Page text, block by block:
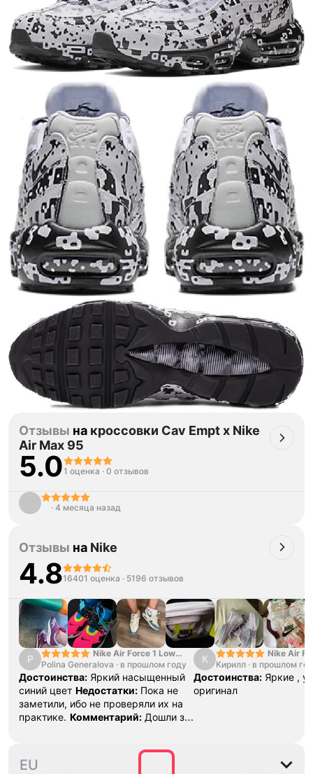
Тройная гарантия
оригинальности
Товар сертифицирован и опломбирован.
Проверяем на оригинальность
по 16 параметрам.
Если придёт подделка — вернём деньги
в трёхкратном размере.
Как мы провеяем товары
Отзывы на кроссовки Cav Empt x Nike
Air Max 95
5.01 оценка · 0 отзывов
· 4 месяца назад
Отзывы на Nike
4.816401 оценка · 5196 отзывов
P
Nike Air Force 1 Low
College Pack White
Blue
Polina Generalova · в прошлом году
Достоинства: Яркий насыщенный
синий цвет Недостатки: Пока не
заметили, ибо не проверяли их на
практике. Комментарий: Дошли за
К
Nike Air
Yellow
Кирилл · в прошлом
Достоинства: Яркие ,
оригинал
38.5
EU